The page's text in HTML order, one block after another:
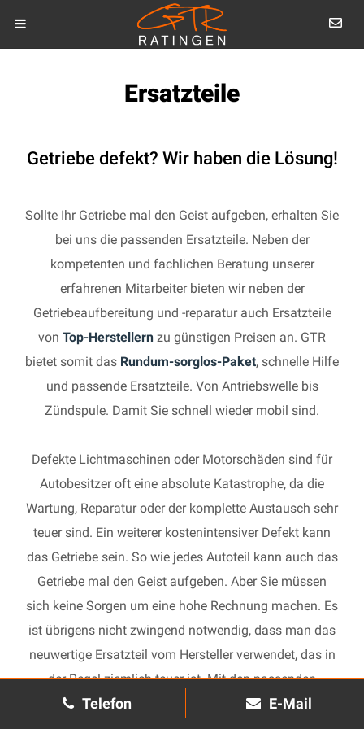
Telefon E-Mail
Ersatzteile
Getriebe defekt? Wir haben die Lösung!
Sollte Ihr Getriebe mal den Geist aufgeben, erhalten Sie
bei uns die passenden Ersatzteile. Neben der
kompetenten und fachlichen Beratung unserer
erfahrenen Mitarbeiter bieten wir neben der
Getriebeaufbereitung und -reparatur auch Ersatzteile
von Top-Herstellern zu günstigen Preisen an. GTR
bietet somit das Rundum-sorglos-Paket, schnelle Hilfe
und passende Ersatzteile. Von Antriebswelle bis
Zündspule. Damit Sie schnell wieder mobil sind.
Defekte Lichtmaschinen oder Motorschäden sind für
Autobesitzer oft eine absolute Katastrophe, da die
Wartung, Reparatur oder der komplette Austausch sehr
teuer sind. Ein weiterer kostenintensiver Defekt kann
das Getriebe sein. So wie jedes Autoteil kann auch das
Getriebe mal den Geist aufgeben. Aber Sie müssen
sich keine Sorgen um eine hohe Rechnung machen. Es
ist übrigens nicht zwingend notwendig, dass man das
neuwertige Ersatzteil vom Hersteller verwendet, das in
der Regel ziemlich teuer ist. Mit den passenden
Ersatzteilen kann jedes gebrauchte Getriebe schnell